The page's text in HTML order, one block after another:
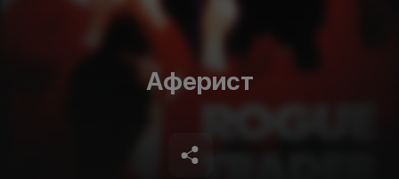
Аферист